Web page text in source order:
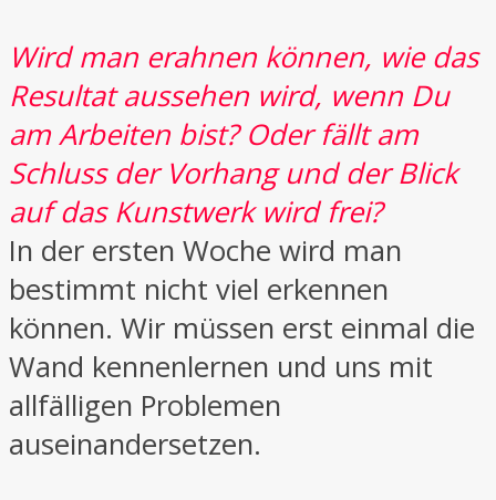
Wird man erahnen können, wie das
Resultat aussehen wird, wenn Du
am Arbeiten bist? Oder fällt am
Schluss der Vorhang und der Blick
auf das Kunstwerk wird frei?
In der ersten Woche wird man
bestimmt nicht viel erkennen
können. Wir müssen erst einmal die
Wand kennenlernen und uns mit
allfälligen Problemen
auseinandersetzen.